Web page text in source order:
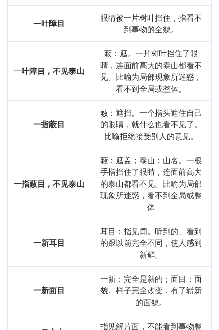
一叶障目
眼睛被一片树叶挡住，指看不
到事物的全貌。
一叶障目，不见泰山
蔽：遮。一片树叶挡住了眼
睛，连面前高大的泰山都看不
见。比喻为局部现象所迷惑，
看不到全局或整体。
一指蔽目
蔽：遮挡。一个指头遮住自己
的眼睛，就什么也看不见了。
比喻拒绝接受别人的意见。
一指蔽目，不见泰山
蔽：遮盖；泰山：山名。一根
手指挡住了眼睛，连面前高大
的泰山都看不见。比喻为局部
现象所迷惑，看不到全局或整
体
一新耳目
耳目：指见闻。听到的、看到
的跟以前完全不同，使人感到
新鲜。
一新面目
一新：完全是新的；面目：面
貌。样子完全改变，有了崭新
的面貌。
指见解片面，不能看到事物整